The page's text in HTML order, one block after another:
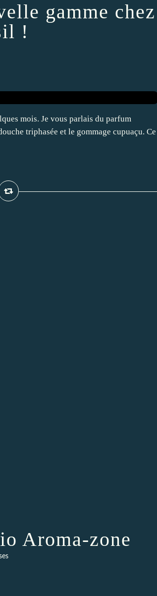
gamme chez
!
mois. Je vous parlais du parfum
triphasée et le gommage cupuaçu. Ce
Aroma-zone